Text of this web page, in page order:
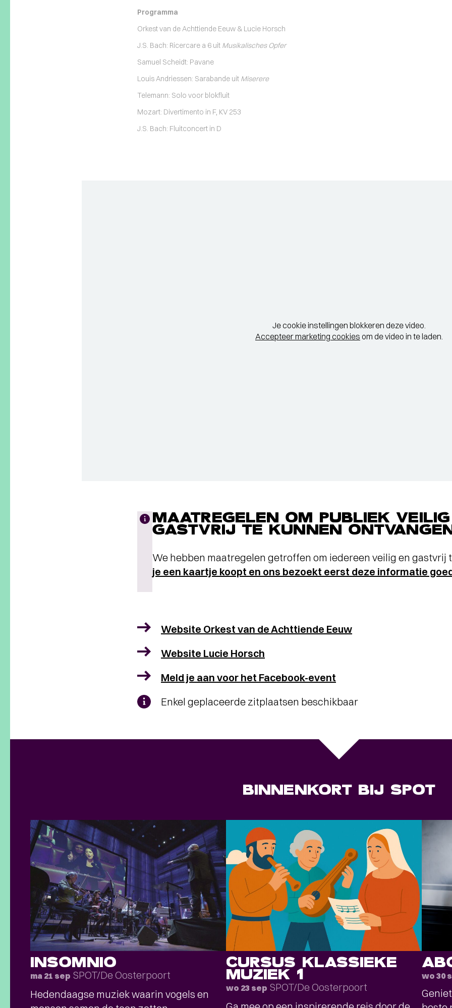
Programma
Orkest van de Achttiende Eeuw & Lucie Horsch
J.S. Bach: Ricercare a 6 uit Musikalisches Opfer
Samuel Scheidt: Pavane
Louis Andriessen: Sarabande uit Miserere
Telemann: Solo voor blokfluit
Mozart: Divertimento in F, KV 253
J.S. Bach: Fluitconcert in D
Je cookie instellingen blokkeren deze video.
Accepteer marketing cookies om de video in te laden.
MAATREGELEN OM PUBLIEK
GASTVRIJ TE KUNNEN
We hebben maatregelen getroffen om iedereen veilig en gastvrij
je een kaartje koopt en ons bezoekt eerst deze informatie
Website Orkest van de Achttiende Eeuw
Website Lucie Horsch
Meld je aan voor het Facebook-event
Enkel geplaceerde zitplaatsen beschikbaar
BINNENKORT BIJ SPOT
INSOMNIO
ma 21 sep SPOT/De Oosterpoort
Hedendaagse muziek waarin vogels en
CURSUS KLASSIEKE
MUZIEK 1
wo 23 sep SPOT/De Oosterpoort
wo 30